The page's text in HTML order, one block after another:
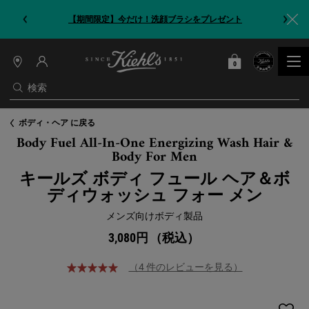
【期間限定】今だけ！洗顔ブラシをプレゼント
検索
店
情
報
カート
0
0 カート内の製品
ボディ・ヘア に戻る
Body Fuel All-In-One Energizing Wash Hair &
Body For Men
キールズ ボディ フュール ヘア＆ボ
ディウォッシュ フォー メン
メンズ向けボディ製品
3,080円 （税込）
（4 件のレビューを見る）